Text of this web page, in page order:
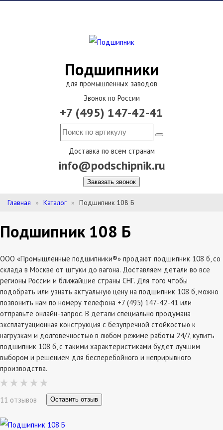
Подшипники
для промышленных заводов
Звонок по России
+7 (495) 147-42-41
Доставка по всем странам
info@podschipnik.ru
Заказать звонок
Главная Каталог Подшипник 108 Б
Подшипник 108 Б
ООО «Промышленные подшипники®» продают подшипник 108 б, со
склада в Москве от штуки до вагона. Доставляем детали во все
регионы России и ближайшие страны СНГ. Для того чтобы
подобрать или узнать актуальную цену на подшипник 108 б, можно
позвонить нам по номеру телефона +7 (495) 147-42-41 или
отправьте онлайн-запрос. В детали специально продумана
эксплатуационная конструкция с безупречной стойкостью к
нагрузкам и долговечностью в любом режиме работы 24/7, купить
подшипник 108 б, с такими характеристиками будет лучшим
выбором и решением для бесперебойного и неприрывного
производства.
11 отзывов Оставить отзыв